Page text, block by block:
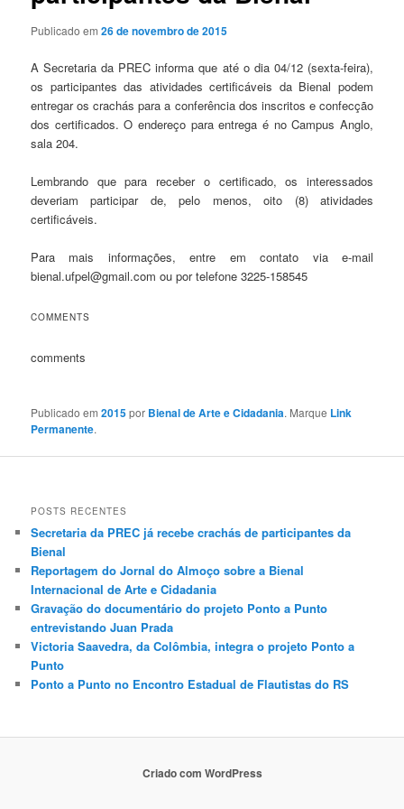
Publicado em26 de novembro de 2015
A Secretaria da PREC informa que até o dia 04/12 (sexta-feira),
os participantes das atividades certificáveis da Bienal podem
entregar os crachás para a conferência dos inscritos e confecção
dos certificados. O endereço para entrega é no Campus Anglo,
sala 204.
Lembrando que para receber o certificado, os interessados
deveriam participar de, pelo menos, oito (8) atividades
certificáveis.
Para mais informações, entre em contato via e-mail
bienal.ufpel@gmail.com ou por telefone 3225-158545
COMMENTS
comments
Publicado em2015por Bienal de Arte e Cidadania. Marque Link
Permanente.
POSTS RECENTES
Secretaria da PREC já recebe crachás de participantes da
Bienal
Reportagem do Jornal do Almoço sobre a Bienal
Internacional de Arte e Cidadania
Gravação do documentário do projeto Ponto a Punto
entrevistando Juan Prada
Victoria Saavedra, da Colômbia, integra o projeto Ponto a
Punto
Ponto a Punto no Encontro Estadual de Flautistas do RS
Criado com WordPress